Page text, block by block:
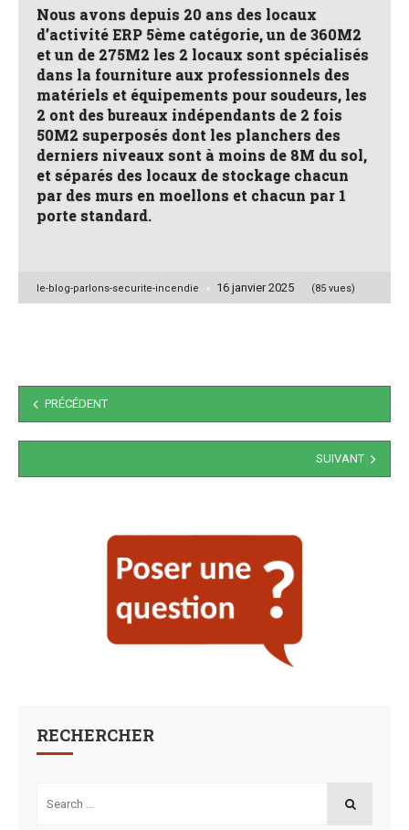
Nous avons depuis 20 ans des locaux
d’activité ERP 5ème catégorie, un de 360M2
et un de 275M2 les 2 locaux sont spécialisés
dans la fourniture aux professionnels des
matériels et équipements pour soudeurs, les
2 ont des bureaux indépendants de 2 fois
50M2 superposés dont les planchers des
derniers niveaux sont à moins de 8M du sol,
et séparés des locaux de stockage chacun
par des murs en moellons et chacun par 1
porte standard.
Posted
le-blog-parlons-securite-incendie 16 janvier 2025 (85 vues)
Navigation
des
articles
PRÉCÉDENT
SUIVANT
RECHERCHER
for: